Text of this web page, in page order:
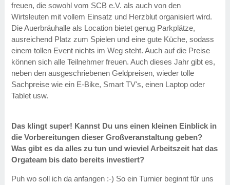
freuen, die sowohl vom SCB e.V. als auch von den
Wirtsleuten mit vollem Einsatz und Herzblut organisiert wird.
Die Auerbräuhalle als Location bietet genug Parkplätze,
ausreichend Platz zum Spielen und eine gute Küche, sodass
einem tollen Event nichts im Weg steht. Auch auf die Preise
können sich alle Teilnehmer freuen. Auch dieses Jahr gibt es,
neben den ausgeschriebenen Geldpreisen, wieder tolle
Sachpreise wie ein E-Bike, Smart TV's, einen Laptop oder
Tablet usw.
Das klingt super! Kannst Du uns einen kleinen Einblick in
die Vorbereitungen dieser Großveranstaltung geben?
Was gibt es da alles zu tun und wieviel Arbeitszeit hat das
Orgateam bis dato bereits investiert?
Puh wo soll ich da anfangen :-) So ein Turnier beginnt für uns